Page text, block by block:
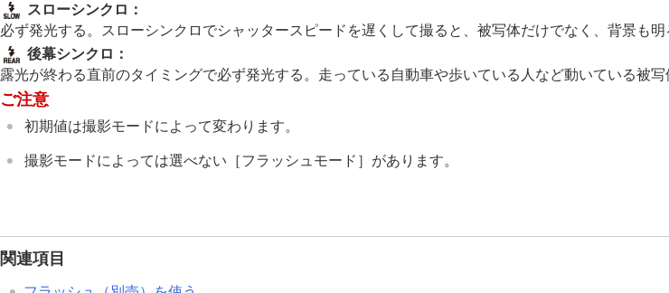
画像に効果を加える
ドライブモードを使う（連写/セルフタイマー）
セルフタイマー
（動画）
インターバル撮影機能
画質や記録形式を設定する
タッチ機能を使う
フラッシュを使う
フラッシュモード
スローシンクロ ：
必ず発光する。スローシンクロでシャッタースピードを遅くして撮ると、被写体だけでなく、背景も明
後幕シンクロ ：
露光が終わる直前のタイミングで必ず発光する。走っている自動車や歩いている人など動いている被
ご注意
初期値は撮影モードによって変わります。
撮影モードによっては選べない ［フラッシュモード］ があります。
関連項目